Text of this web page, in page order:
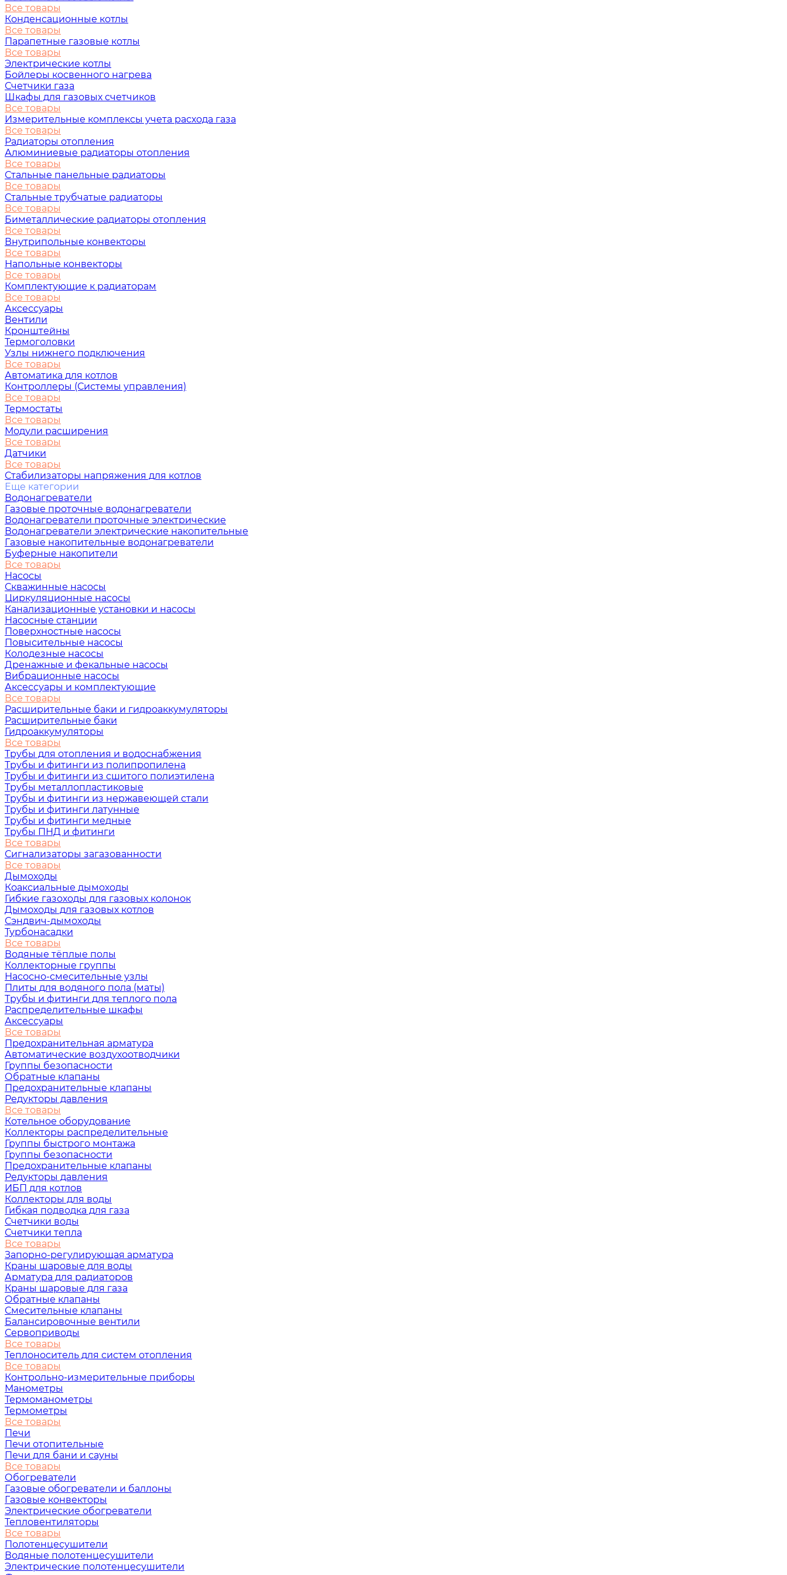
Все товары
Конденсационные котлы
Все товары
Парапетные газовые котлы
Все товары
Электрические котлы
Бойлеры косвенного нагрева
Счетчики газа
Шкафы для газовых счетчиков
Все товары
Измерительные комплексы учета расхода газа
Все товары
Радиаторы отопления
Алюминиевые радиаторы отопления
Все товары
Стальные панельные радиаторы
Все товары
Стальные трубчатые радиаторы
Все товары
Биметаллические радиаторы отопления
Все товары
Внутрипольные конвекторы
Все товары
Напольные конвекторы
Все товары
Комплектующие к радиаторам
Все товары
Аксессуары
Вентили
Кронштейны
Термоголовки
Узлы нижнего подключения
Все товары
Автоматика для котлов
Контроллеры (Системы управления)
Все товары
Термостаты
Все товары
Модули расширения
Все товары
Датчики
Все товары
Стабилизаторы напряжения для котлов
Еще категории
Водонагреватели
Газовые проточные водонагреватели
Водонагреватели проточные электрические
Водонагреватели электрические накопительные
Газовые накопительные водонагреватели
Буферные накопители
Все товары
Насосы
Скважинные насосы
Циркуляционные насосы
Канализационные установки и насосы
Насосные станции
Поверхностные насосы
Повысительные насосы
Колодезные насосы
Дренажные и фекальные насосы
Вибрационные насосы
Аксессуары и комплектующие
Все товары
Расширительные баки и гидроаккумуляторы
Расширительные баки
Гидроаккумуляторы
Все товары
Трубы для отопления и водоснабжения
Трубы и фитинги из полипропилена
Трубы и фитинги из сшитого полиэтилена
Трубы металлопластиковые
Трубы и фитинги из нержавеющей стали
Трубы и фитинги латунные
Трубы и фитинги медные
Трубы ПНД и фитинги
Все товары
Сигнализаторы загазованности
Все товары
Дымоходы
Коаксиальные дымоходы
Гибкие газоходы для газовых колонок
Дымоходы для газовых котлов
Сэндвич-дымоходы
Турбонасадки
Все товары
Водяные тёплые полы
Коллекторные группы
Насосно-смесительные узлы
Плиты для водяного пола (маты)
Трубы и фитинги для теплого пола
Распределительные шкафы
Аксессуары
Все товары
Предохранительная арматура
Автоматические воздухоотводчики
Группы безопасности
Обратные клапаны
Предохранительные клапаны
Редукторы давления
Все товары
Котельное оборудование
Коллекторы распределительные
Группы быстрого монтажа
Группы безопасности
Предохранительные клапаны
Редукторы давления
ИБП для котлов
Коллекторы для воды
Гибкая подводка для газа
Счетчики воды
Счетчики тепла
Все товары
Запорно-регулирующая арматура
Краны шаровые для воды
Арматура для радиаторов
Краны шаровые для газа
Обратные клапаны
Смесительные клапаны
Балансировочные вентили
Сервоприводы
Все товары
Теплоноситель для систем отопления
Все товары
Контрольно-измерительные приборы
Манометры
Термоманометры
Термометры
Все товары
Печи
Печи отопительные
Печи для бани и сауны
Все товары
Обогреватели
Газовые обогреватели и баллоны
Газовые конвекторы
Электрические обогреватели
Тепловентиляторы
Все товары
Полотенцесушители
Водяные полотенцесушители
Электрические полотенцесушители